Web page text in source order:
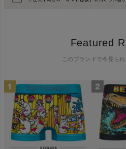
Featured
このブランドで今見ら